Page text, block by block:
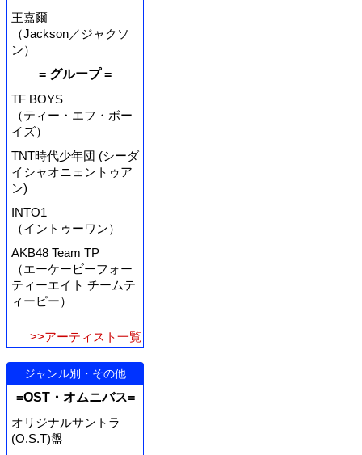
王嘉爾
（Jackson／ジャクソ
ン）
= グループ =
TF BOYS
（ティー・エフ・ボー
イズ）
TNT時代少年団 (シーダ
イシャオニェントゥア
ン)
INTO1
（イントゥーワン）
AKB48 Team TP
（エーケービーフォー
ティーエイト チームテ
ィーピー）
>>アーティスト一覧
ジャンル別・その他
=OST・オムニバス=
オリジナルサントラ
(O.S.T)盤